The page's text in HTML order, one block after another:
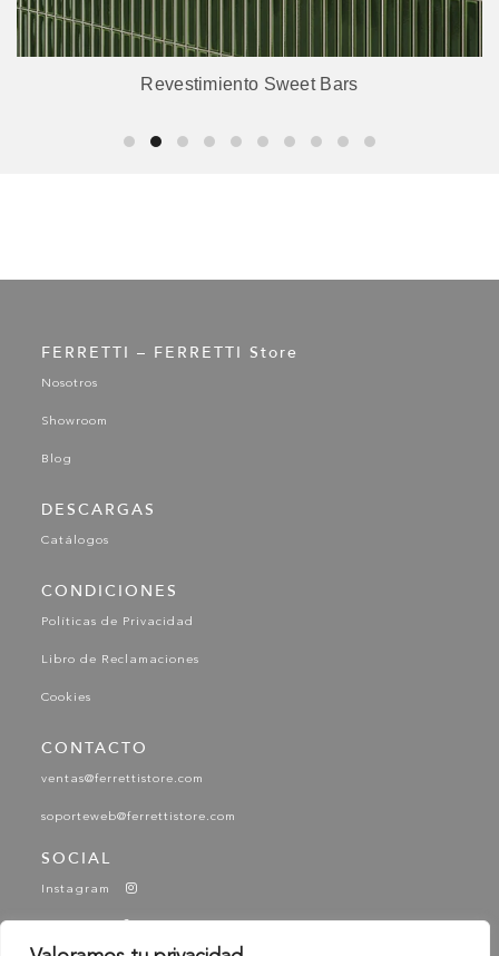
Revestimiento Sweet Bars
FERRETTI – FERRETTI Store
Nosotros
Showroom
Blog
DESCARGAS
Catálogos
CONDICIONES
Políticas de Privacidad
Libro de Reclamaciones
Cookies
CONTACTO
ventas@ferrettistore.com
soporteweb@ferrettistore.com
SOCIAL
Instagram